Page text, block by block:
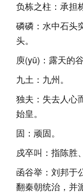
负栋之柱：承担
磷磷：水中石头
头。
庾(yǔ)：露天的谷
九土：九州。
独夫：失去人心
始皇。
固：顽固。
戍卒叫：指陈胜
函谷举：刘邦于
翻秦朝统治，并